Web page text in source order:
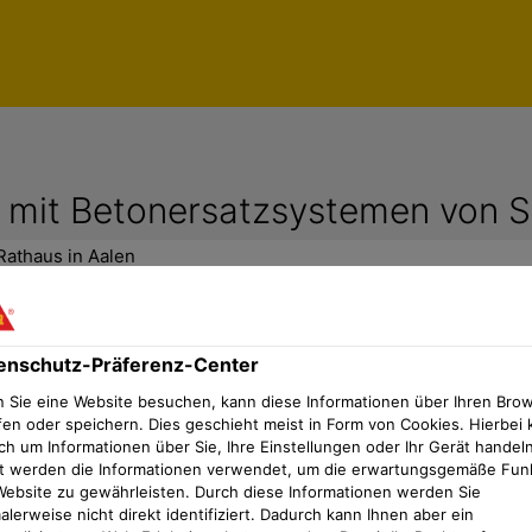
Betonersatzsystemen von
in Aalen
erfordern
zählt zu den prägenden Beispielen des
ergänzt wird. Nach fast fünf Jahrzehnten zeigten
der gezielten Sanierung der Balkenköpfe,
Präferenz-Center
Sie eine Website besuchen, kann diese Informationen über Ihren
oder speichern. Dies geschieht meist in Form von Cookies. Hierbei
um Informationen über Sie, Ihre Einstellungen oder Ihr Gerät
werden die Informationen verwendet, um die erwartungsgemäße
zu gewährleisten. Durch diese Informationen werden Sie
nicht direkt identifiziert. Dadurch kann Ihnen aber ein